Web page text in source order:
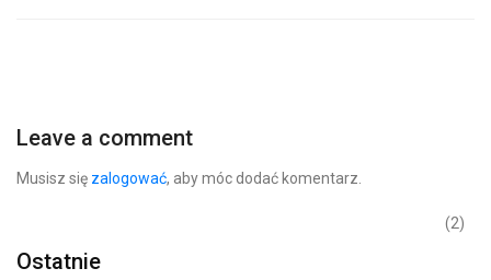
Leave a comment
Musisz się zalogować, aby móc dodać komentarz.
Ostatnie
(2)